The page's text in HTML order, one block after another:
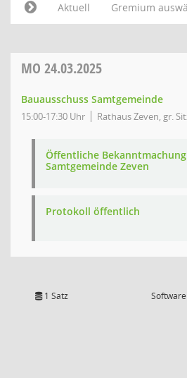
Aktuell
Gremium
MO 24.03.2025
Bauausschuss Samtgemeinde
15:00-17:30 Uhr Rathaus Zeven, gr.
Öffentliche Bekanntmachung
Samtgemeinde Zeven
Protokoll öffentlich
1 Satz